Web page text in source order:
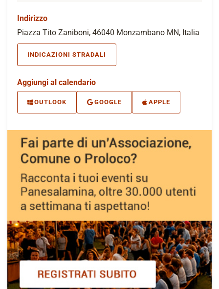
Indirizzo
Piazza Tito Zaniboni, 46040 Monzambano MN, Italia
INDICAZIONI STRADALI
Aggiungi al calendario
OUTLOOK GOOGLE APPLE